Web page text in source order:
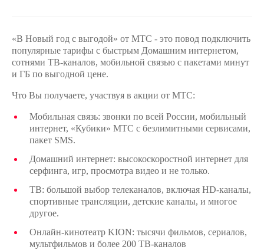
Семейная
группа
Заказать
SIM-
карту
Оформить
eSIM
SIM-
карта
иностранцев
Оформить
чистый
номер
RED,
РИИЛ
и МТС
Супер
дешевле
при
с карты
МТС
Деньги
Выберите
и подключите
ТВ
с выгодным
тарифом
Тарифы
«В Новый год с выгодой» от МТС - это повод подключить
популярные тарифы с быстрым Домашним интернетом,
сотнями ТВ-каналов, мобильной связью с пакетами минут
и ГБ по выгодной цене.
Что Вы получаете, участвуя в акции от МТС:
Мобильная связь: звонки по всей России, мобильный
интернет, «Кубики» МТС с безлимитными сервисами,
пакет SMS.
Домашний интернет: высокоскоростной интернет для
серфинга, игр, просмотра видео и не только.
ТВ: большой выбор телеканалов, включая HD-каналы,
спортивные трансляции, детские каналы, и многое
другое.
Онлайн-кинотеатр KION: тысячи фильмов, сериалов,
мультфильмов и более 200 ТВ-каналов